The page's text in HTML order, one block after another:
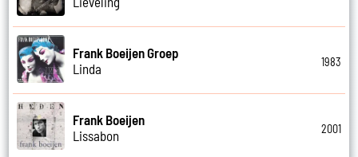
Frank Boeijen Groep
Linda
1983
Frank Boeijen
Lissabon
2001